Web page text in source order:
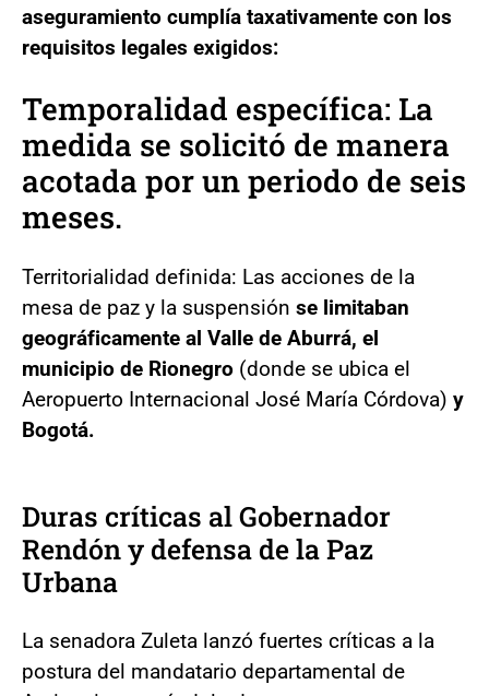
aseguramiento cumplía taxativamente con los
requisitos legales exigidos:
Temporalidad específica: La
medida se solicitó de manera
acotada por un periodo de seis
meses.
Territorialidad definida: Las acciones de la
mesa de paz y la suspensión se limitaban
geográficamente al Valle de Aburrá, el
municipio de Rionegro (donde se ubica el
Aeropuerto Internacional José María Córdova) y
Bogotá.
Duras críticas al Gobernador
Rendón y defensa de la Paz
Urbana
La senadora Zuleta lanzó fuertes críticas a la
postura del mandatario departamental de